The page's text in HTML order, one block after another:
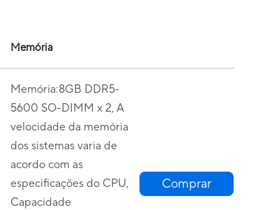
Memória
Memória:8GB DDR5-
5600 SO-DIMM x 2, A
velocidade da memória
dos sistemas varia de
acordo com as
especificações do CPU,
Capacidade
Comprar